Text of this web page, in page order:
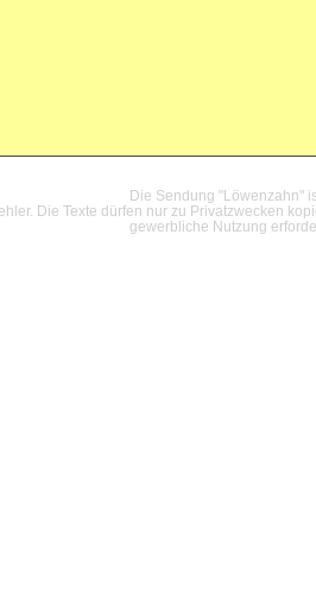
Die Sendung "Löwenzahn"
Die Texte dürfen nur zu Privatzwecken
gewerbliche Nutzung